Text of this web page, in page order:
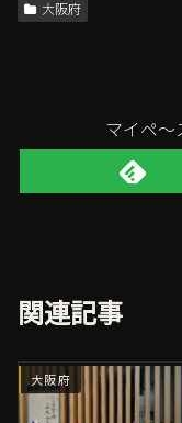
大阪府
マイペ〜
関連記事
大阪府